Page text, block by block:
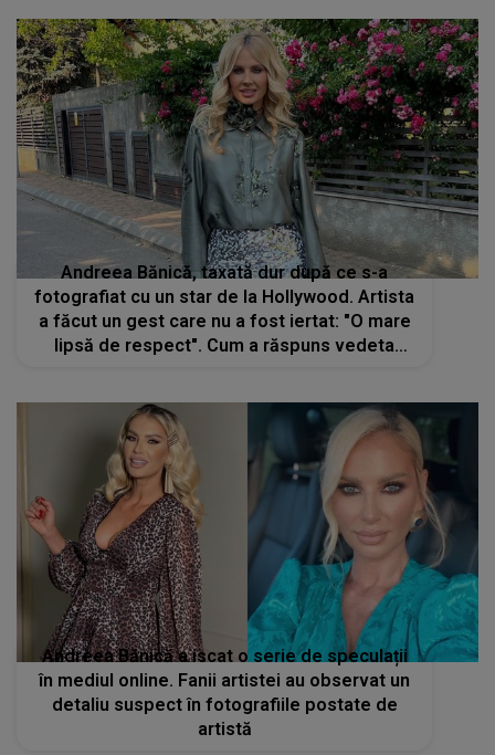
Andreea Bănică, taxată dur după ce s-a
fotografiat cu un star de la Hollywood. Artista
a făcut un gest care nu a fost iertat: "O mare
lipsă de respect". Cum a răspuns vedeta
Andreea Bănică a iscat o serie de speculații
în mediul online. Fanii artistei au observat un
detaliu suspect în fotografiile postate de
artistă